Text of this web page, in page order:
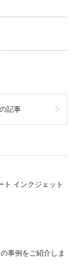
記事
ト インクジェット
事例をご紹介しま